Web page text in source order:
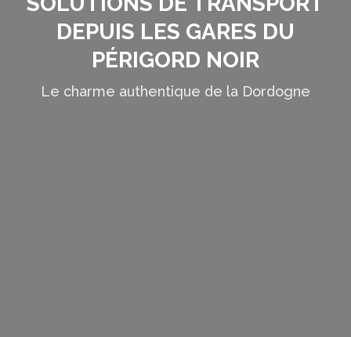
DEPUIS LES GARES DU
PÉRIGORD NOIR
Le charme authentique de la Dordogne